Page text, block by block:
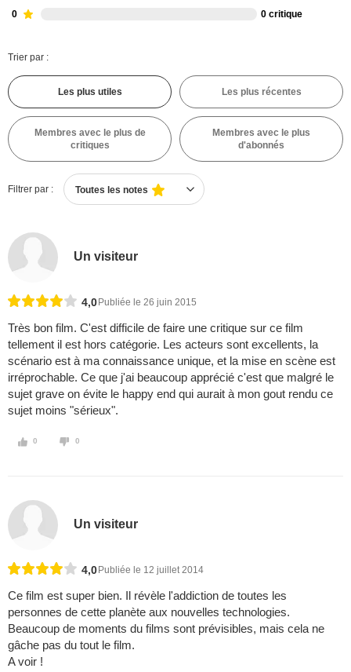
0 0 critique
Trier par :
Les plus utiles Les plus récentes
Membres avec le plus de
critiques
Membres avec le plus
d'abonnés
Filtrer par : Toutes les notes
Un visiteur
4,0 Publiée le 26 juin 2015
Très bon film. C'est difficile de faire une critique sur ce film
tellement il est hors catégorie. Les acteurs sont excellents, la
scénario est à ma connaissance unique, et la mise en scène est
irréprochable. Ce que j'ai beaucoup apprécié c'est que malgré le
sujet grave on évite le happy end qui aurait à mon gout rendu ce
sujet moins "sérieux".
0 0
Un visiteur
4,0 Publiée le 12 juillet 2014
Ce film est super bien. Il révèle l'addiction de toutes les
personnes de cette planète aux nouvelles technologies.
Beaucoup de moments du films sont prévisibles, mais cela ne
gâche pas du tout le film.
A voir !